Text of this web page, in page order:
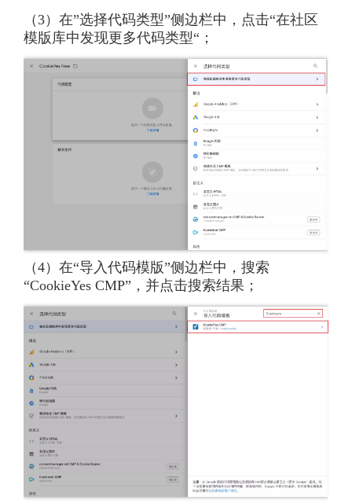
（3）在”选择代码类型”侧边栏中，点击“在社区
模版库中发现更多代码类型“；
（4）在“导入代码模版”侧边栏中，搜索
“CookieYes CMP”，并点击搜索结果；